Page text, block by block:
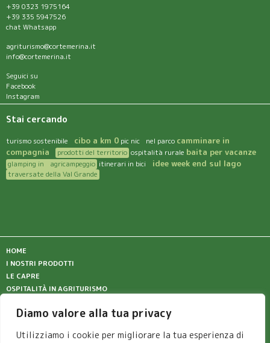
Diamo valore alla tua privacy
Utilizziamo i cookie per migliorare la tua esperienza di
+39 0323 1975164
+39 335 5947526
chat Whatsapp
agriturismo@cortemerina.it
info@cortemerina.it
Seguici su
Facebook
Instagram
Stai cercando
turismo sostenibile cibo a km 0 pic nic nel parco camminare in
compagnia
prodotti del territorio ospitalità rurale baita per vacanze
glamping in agricampeggio itinerari in bici idee week end sul lago
traversate della Val Grande
HOME
I NOSTRI PRODOTTI
LE CAPRE
OSPITALITÀ IN AGRITURISMO
DOVE SIAMO
CONTATTI